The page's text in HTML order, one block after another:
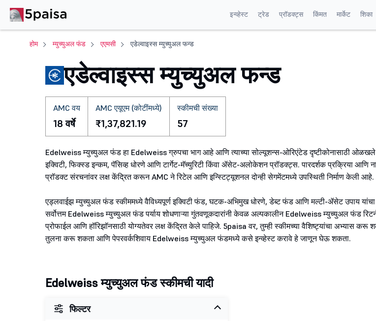
इन्व्हेस्ट ट्रेड प्रॉडक्ट्स किंमत मार्केट शिका
होम म्युच्युअल फंड एएमसी एडेल्वाइस्स म्युच्युअल फन्ड
एडेल्वाइस्स म्युच्युअल फन्ड
AMC वय
18 वर्षे
AMC एयूएम (कोटींमध्ये)
₹1,37,821.19
स्कीमची संख्या
57
Edelweiss म्युच्युअल फंड हा Edelweiss ग्रुपचा भाग आहे आणि त्याच्या सोल्यूशन्स-ओरिएंटेड दृष्टीकोनासाठी ओळखले
इक्विटी, फिक्स्ड इन्कम, पॅसिव्ह धोरणे आणि टार्गेट-मॅच्युरिटी किंवा ॲसेट-अलोकेशन प्रॉडक्ट्स. पारदर्शक प्रक्रिया आणि
प्रॉडक्ट संरचनांवर लक्ष केंद्रित करून AMC ने रिटेल आणि इन्स्टिट्यूशनल दोन्ही सेगमेंटमध्ये उपस्थिती निर्माण केली आहे.
एड्लवाईझ म्युच्युअल फंड स्कीममध्ये वैविध्यपूर्ण इक्विटी फंड, घटक-अभिमुख धोरणे, डेब्ट फंड आणि मल्टी-ॲसेट उपाय यांचा
सर्वोत्तम Edelweiss म्युच्युअल फंड पर्याय शोधणाऱ्या गुंतवणूकदारांनी केवळ अल्पकालीन Edelweiss म्युच्युअल फंड
प्रोफाईल आणि हॉरिझॉनसाठी योग्यतेवर लक्ष केंद्रित केले पाहिजे. 5paisa वर, तुम्ही स्कीमच्या वैशिष्ट्यांचा अभ्यास करू
तुलना करू शकता आणि पेपरवर्कशिवाय Edelweiss म्युच्युअल फंडमध्ये कसे इन्व्हेस्ट करावे हे जाणून घेऊ शकता.
Edelweiss म्युच्युअल फंड स्कीमची यादी
फिल्टर